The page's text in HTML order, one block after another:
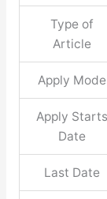
Type of
Article
Apply Mode
Apply Starts
Date
Last Date